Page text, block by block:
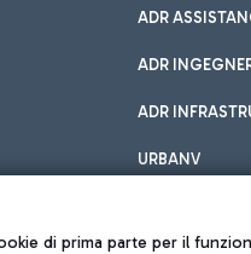
ADR
ADR
ADR
URBANV
di prima parte per il